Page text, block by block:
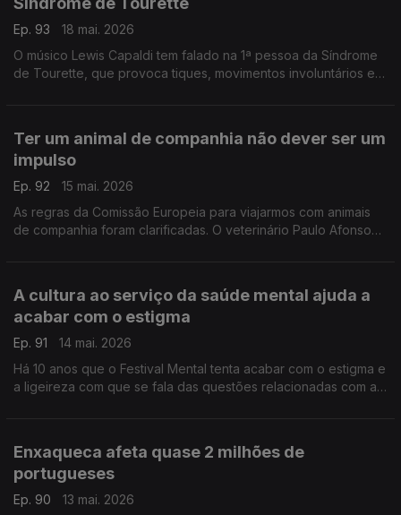
Ep. 93
18 mai. 2026
O músico Lewis Capaldi tem falado na 1ª pessoa da Síndrome
de Tourette, que provoca tiques, movimentos involuntários e
Ter um animal de companhia não dever ser um
impulso
Ep. 92
15 mai. 2026
As regras da Comissão Europeia para viajarmos com animais
de companhia foram clarificadas. O veterinário Paulo Afonso
A cultura ao serviço da saúde mental ajuda a
acabar com o estigma
Ep. 91
14 mai. 2026
Há 10 anos que o Festival Mental tenta acabar com o estigma e
a ligeireza com que se fala das questões relacionadas com a
Enxaqueca afeta quase 2 milhões de
portugueses
Ep. 90
13 mai. 2026